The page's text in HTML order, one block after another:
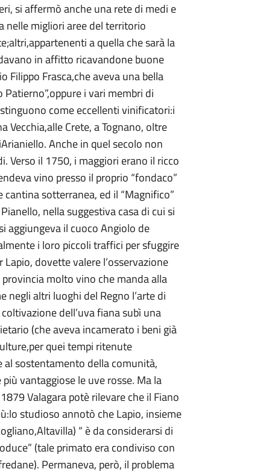
si affermò anche una rete di medi e
nelle migliori aree del territorio
a quella che sarà la
in affitto ricavandone buone
Filippo Frasca,che aveva una bella
Patierno”,oppure i vari membri di
come eccellenti vinificatori:i
Crete, a Tognano, oltre
Anche in quel secolo non
Verso il 1750, i maggiori erano il ricco
vino presso il proprio “fondaco”
sotterranea, ed il “Magnifico”
nella suggestiva casa di cui si
aggiungeva il cuoco Angiolo de
i loro piccoli traffici per sfuggire
dovette valere l’osservazione
molto vino che manda alla
negli altri luoghi del Regno l’arte di
dell’uva fiana subì una
(che aveva incamerato i beni già
quei tempi ritenute
sostentamento della comunità,
vantaggiose le uve rosse. Ma la
Valagara potè rilevare che il Fiano
studioso annotò che Lapio, insieme
“ è da considerarsi di
(tale primato era condiviso con
Permaneva, però, il problema